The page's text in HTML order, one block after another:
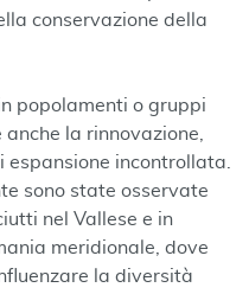
conservazione della
popolamenti o gruppi
la rinnovazione,
espansione incontrollata.
sono state osservate
nel Vallese e in
meridionale, dove
la diversità